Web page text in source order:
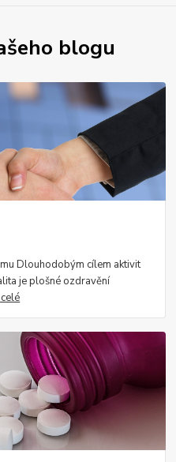
blogu
Dlouhodobým cílem aktivit
je plošné ozdravění